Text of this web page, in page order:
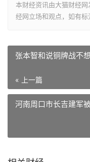
本财经资讯由大猫财经
经网立场和观点，如有标
张本智和说铜牌战不
« 上一篇
河南周口市长吉建军